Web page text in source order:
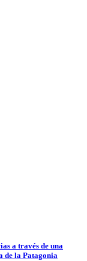
a través de una
de la Patagonia